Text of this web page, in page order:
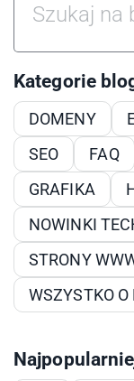
Kategorie
DOMENY
SEO
FAQ
GRAFIKA
NOWINKI
STRONY
WSZYSTKO